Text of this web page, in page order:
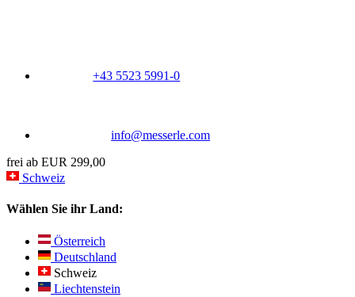
+43 5523 5991-0
info@messerle.com
frei ab EUR 299,00
Schweiz
Wählen Sie ihr Land:
Österreich
Deutschland
Schweiz
Liechtenstein